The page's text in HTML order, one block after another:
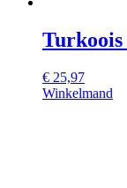
€ 25,97
Winkelmand